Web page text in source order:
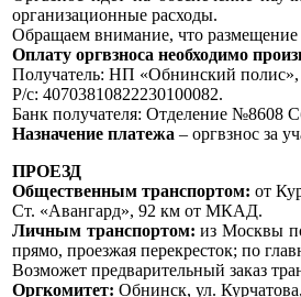
организационные расходы.
Обращаем внимание, что размещение
Оплату оргвзноса необходимо
Получатель: НП «Обнинский
Р/с: 40703810822230100082.
Банк получателя: Отделение №8608
Назначение платежа – оргвзнос за
ПРОЕЗД
Общественным транспортом: от
Ст. «Авангард», 92 км от МКАД.
Личным транспортом: из Москвы
прямо, проезжая перекресток; по
Возможет предварительный заказ
Оргкомитет: Обнинск, ул.